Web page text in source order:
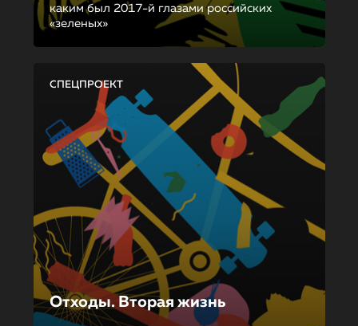
каким был 2017-й глазами российских
«зеленых»
СПЕЦПРОЕКТ
Отходы. Вторая жизнь